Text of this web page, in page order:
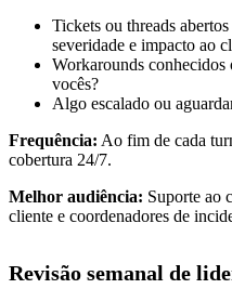
Tickets ou threads
severidade e impacto ao
Workarounds conhecidos
vocês?
Algo escalado ou
Frequência: Ao fim de cada
cobertura 24/7.
Melhor audiência: Suporte ao
cliente e coordenadores de
Revisão semanal de